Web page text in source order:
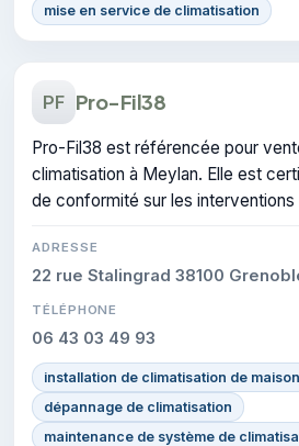
mise en service de climatisation
PF Pro-Fil38
Pro-Fil38 est référencée pour
climatisation à Meylan. Elle est
de conformité sur les interventions
ADRESSE
22 rue Stalingrad 38100
TÉLÉPHONE
06 43 03 49 93
installation de climatisation de maison
dépannage de climatisation
maintenance de système de